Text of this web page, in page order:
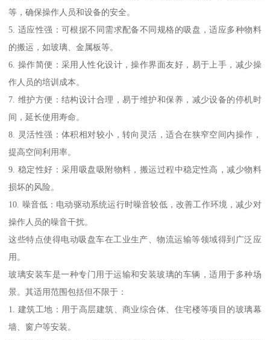
等，确保操作人员和设备的安全。
5. 适应性强：可根据不同需求配备不同规格的吸盘，适应多种物料
的搬运，如玻璃、金属板等。
6. 操作简便：采用人性化设计，操作界面友好，易于上手，减少操
作人员的培训成本。
7. 维护方便：结构设计合理，易于维护和保养，减少设备的停机时
间，延长使用寿命。
8. 灵活性强：体积相对较小，转向灵活，适合在狭窄空间内操作，
提高空间利用率。
9. 稳定性好：采用吸盘吸附物料，搬运过程中稳定性高，减少物料
损坏的风险。
10. 噪音低：电动驱动系统运行时噪音较低，改善工作环境，减少对
操作人员的噪音干扰。
这些特点使得电动吸盘车在工业生产、物流运输等领域得到广泛应
用。
玻璃安装车是一种专门用于运输和安装玻璃的车辆，适用于多种场
景。其适用范围包括但不限于：
1. 建筑工地：用于高层建筑、商业综合体、住宅楼等项目的玻璃幕
墙、窗户等安装。